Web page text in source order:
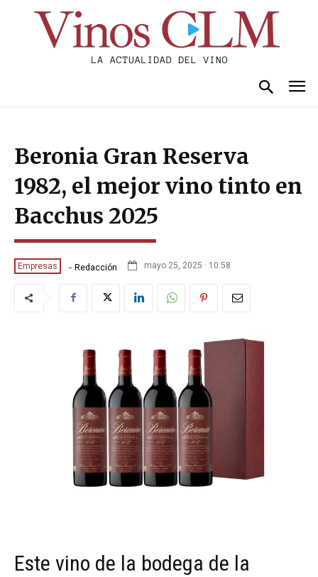
Beronia Gran Reserva
1982, el mejor vino tinto en
Bacchus 2025
Empresas - Redacción mayo 25, 2025 · 10:58
Este vino de la bodega de la